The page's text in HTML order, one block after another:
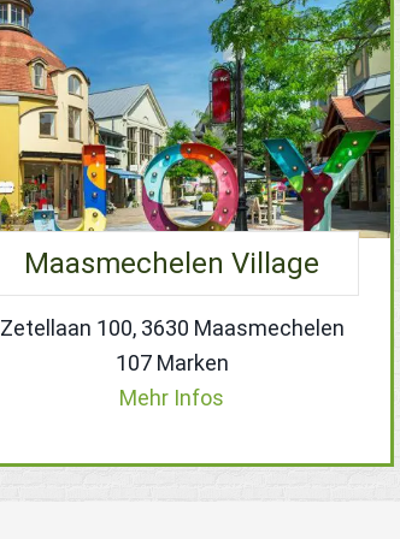
Maasmechelen Village
Zetellaan 100, 3630 Maasmechelen
107 Marken
Mehr Infos